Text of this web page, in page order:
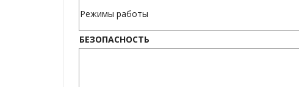
Режимы работы
БЕЗОПАСНОСТЬ